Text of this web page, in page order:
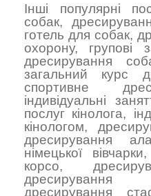
Інші популярні
собак,
готель для собак,
охорону, групові
дресирування
загальний курс
спортивне
індивідуальні
послуг кінолога,
кінологом,
дресирування
німецької вівчарки
корсо,
дресирування